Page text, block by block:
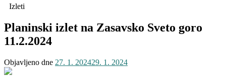
Izleti
Planinski izlet na Zasavsko Sveto goro
11.2.2024
Objavljeno dne 27. 1. 202429. 1. 2024